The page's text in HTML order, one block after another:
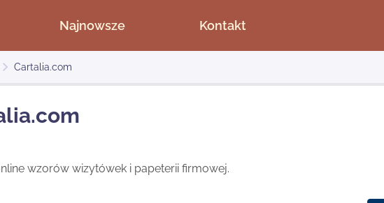
Najnowsze Kontakt
Cartalia.com
wzorów wizytówek i papeterii firmowej.